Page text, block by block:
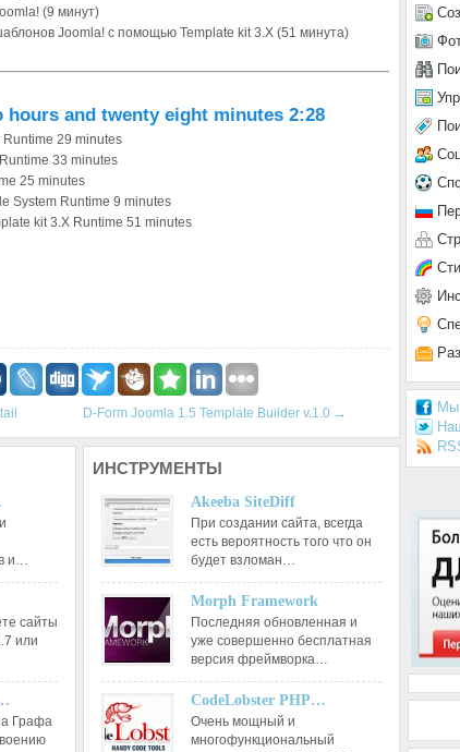
(9 минут)
Joomla! с помощью Template kit 3.X (51 минута)
hours and twenty eight minutes 2:28
29 minutes
33 minutes
25 minutes
System Runtime 9 minutes
kit 3.X Runtime 51 minutes
D-Form Joomla 1.5 Template Builder v.1.0 →
и…
сайты
или
Графа
ИНСТРУМЕНТЫ
Akeeba SiteDiff
При создании сайта, всегда
есть вероятность того что он
будет взломан…
Morph Framework
Последняя обновленная и
уже совершенно бесплатная
версия фреймворка…
CodeLobster PHP…
Очень мощный и
многофункциональный
Мы